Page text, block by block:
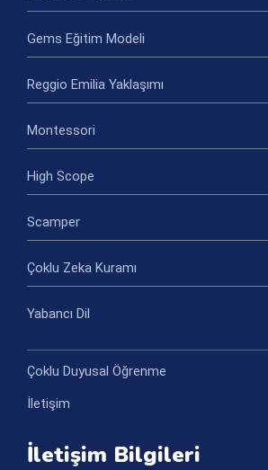
Gems Eğitim Modeli
Reggio Emilia Yaklaşımı
Montessori
High Scope
Scamper
Çoklu Zeka Kuramı
Yabancı Dil
Çoklu Duyusal Öğrenme
İletişim
İletişim Bilgileri